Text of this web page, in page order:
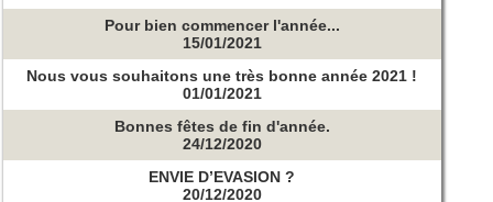
Pour bien commencer l'année...
15/01/2021
Nous vous souhaitons une très bonne année 2021 !
01/01/2021
Bonnes fêtes de fin d'année.
24/12/2020
ENVIE D’EVASION ?
20/12/2020